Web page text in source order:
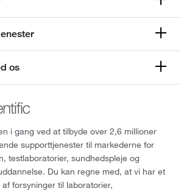
os
i gang ved at tilbyde over 2,6 millioner
supporttjenester til markederne for
testlaboratorier, sundhedspleje og
Du kan regne med, at vi har et
forsyninger til laboratorier,